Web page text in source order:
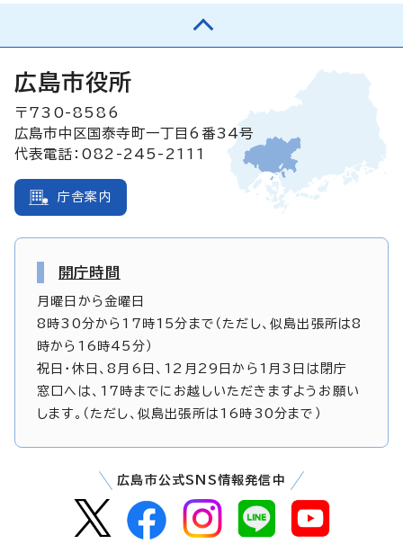
広島市役所
〒730-8586
広島市中区国泰寺町一丁目6番34号
代表電話：082-245-2111
庁舎案内
開庁時間
月曜日から金曜日
8時30分から17時15分まで（ただし、似島出張所は8
時から16時45分）
祝日・休日、8月6日、12月29日から1月3日は閉庁
窓口へは、17時までにお越しいただきますようお願い
します。（ただし、似島出張所は16時30分まで）
広島市公式SNS情報発信中